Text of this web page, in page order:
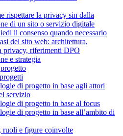
rispettare la privacy sin dalla
di un sito o servizio digitale
il consenso quando necessario
del sito web: architettura,
privacy, riferimenti DPO
e strategia
di progetto in base agli attori
servizio
di progetto in base al focus
di progetto in base all’ambito di
ruoli e figure coinvolte